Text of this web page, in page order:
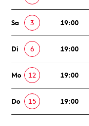
Sa 3 19:00
Di 6 19:00
Mo 12 19:00
Do 15 19:00